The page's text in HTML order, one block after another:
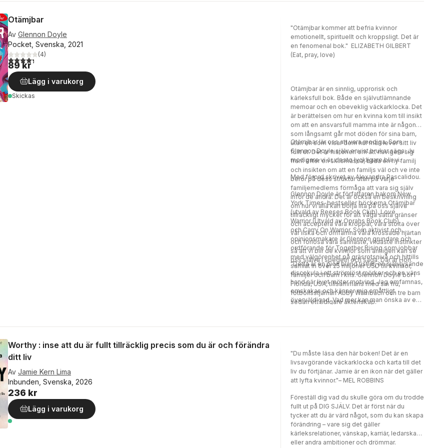
sysslade med genanalyser som hon insåg att
bra matvanor spelar större roll än våra gener
när det gäller hälsa.
Otämjbar
Av Glennon Doyle
Pocket, Svenska, 2021
4,3utav 5 stjärnor. Totalt antal röster:
(4)
89 kr
Lägg i varukorg
Skickas
"Otämjbar kommer att befria kvinnor
emotionellt, spirituellt och kroppsligt. Det är
en fenomenal bok." ELIZABETH GILBERT
(Eat, pray, love)
Otämjbar är en sinnlig, upprorisk och
kärleksfull bok. Både en självutlämnande
memoar och en obeveklig väckarklocka. Det
är berättelsen om hur en kvinna kom till insikt
om att en ansvarsfull mamma inte är någon
som långsamt går mot döden för sina barn,
utan en som visar dem hur man lever sitt liv
fullt ut. Det är historien om att navigera sig
fram efter en skilsmässa, bilda en ny familj
och insikten om att en familjs väl och ve inte
beror på dess struktur utan på varje
familjemedlems förmåga att vara sig själv
inför de andra. Det är också en beskrivning
om hur vi alla kan börja lita på oss själva
tillräckligt mycket för att våga sätta gränser
och acceptera våra kroppar, vara stolta över
vår ilska och omfamna våra krossade hjärtan
och förlösa våra sannaste, vildaste instinkter
så att vi blir de kvinnor som äntligen kan se
oss själva i spegeln och säga: Där är Hon.
Otämjbar lär oss att vara modiga. Som
Glennon Doyle själv envist brukar säga: Ju
modigare vi är, desto lyckligare blir vi.
Med förord skrivet av Alexandra Pascalidou.
Glennon Doyle är författaren bakom New
York Times-bestseller böckerna Otämjbar
(utvald av Reeses Book Club), Love
Warrior (Utvald av Oprahs Book Club)
och Carry On Warrior. Som aktivist och
opinionsmakare är Glennon grundare och
ordförande för Together Rising som jobbar
med välgörenhet på gräsrotsnivå och hittills
samlat in över 25 miljoner USD till kvinnor,
familjer och barn i kris. Glennon Doyle bor i
Florida, USA, tillsammans med sin fru,
fotbollsstjärnan Abby Wambach och tre barn
sedan ett tidigare äktenskap.
"Detta är en pion bland tistlar, en självlysande
discokula i ett strömlöst mörker och en väns
hand när livet möter motvind. Jag omfamnas,
omskakas och känner mig omåttligt
överväldigad. Vad mer kan man önska av en
Worthy : inse att du är fullt tillräcklig precis som du är och förändra
ditt liv
Av Jamie Kern Lima
Inbunden, Svenska, 2026
236 kr
Lägg i varukorg
"Du måste läsa den här boken! Det är en
livsavgörande väckarklocka och karta till det
liv du förtjänar. Jamie är en ikon när det gäller
att lyfta kvinnor."– MEL ROBBINS
Föreställ dig vad du skulle göra om du trodde
fullt ut på DIG SJÄLV. Det är först när du
tycker att du är värd något, som du kan skapa
förändring – vare sig det gäller
kärleksrelationer, vänskap, karriär, ledarskap
eller andra ambitioner och drömmar.